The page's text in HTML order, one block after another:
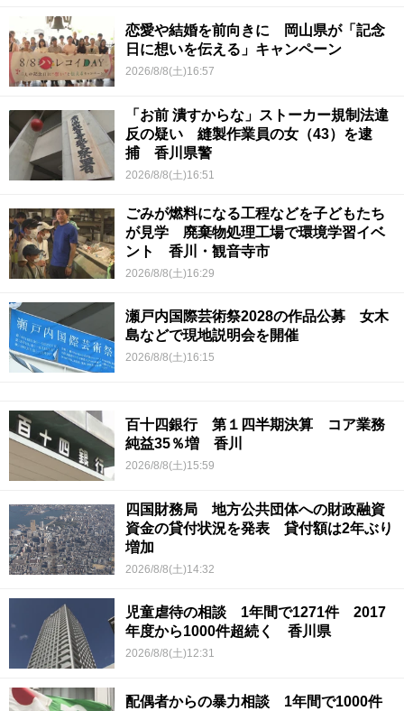
恋愛や結婚を前向きに 岡山県が「記念
日に想いを伝える」キャンペーン
2026/8/8(土)16:57
「お前 潰すからな」ストーカー規制法違
反の疑い 縫製作業員の女（43）を逮
捕 香川県警
2026/8/8(土)16:51
ごみが燃料になる工程などを子どもたち
が見学 廃棄物処理工場で環境学習イベ
ント 香川・観音寺市
2026/8/8(土)16:29
瀬戸内国際芸術祭2028の作品公募 女木
島などで現地説明会を開催
2026/8/8(土)16:15
百十四銀行 第１四半期決算 コア業務
純益35％増 香川
2026/8/8(土)15:59
四国財務局 地方公共団体への財政融資
資金の貸付状況を発表 貸付額は2年ぶり
増加
2026/8/8(土)14:32
児童虐待の相談 1年間で1271件 2017
年度から1000件超続く 香川県
2026/8/8(土)12:31
配偶者からの暴力相談 1年間で1000件